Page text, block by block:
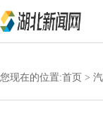
您现在的位置:首页 >